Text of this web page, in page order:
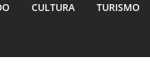
CULTURA TURISMO